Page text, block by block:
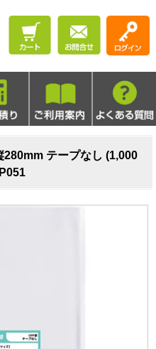
テープなし (1,000